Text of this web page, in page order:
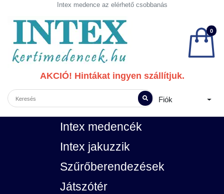
Intex medence az elérhető csobbanás
0
AKCIÓ! Hintákat ingyen szállítjuk.
Fiók
Intex medencék
Intex jakuzzik
Szűrőberendezések
Játszótér